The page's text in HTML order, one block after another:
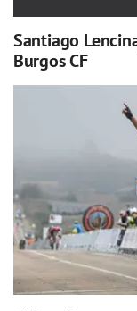
Santiago
Burgos CF